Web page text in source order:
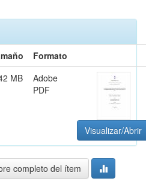
Formato
MB
Adobe
PDF
Visualizar/Abrir
completo del ítem